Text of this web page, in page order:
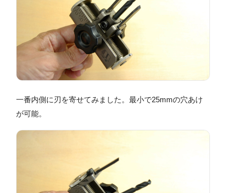
一番内側に刃を寄せてみました。最小で25mmの穴あけ
が可能。